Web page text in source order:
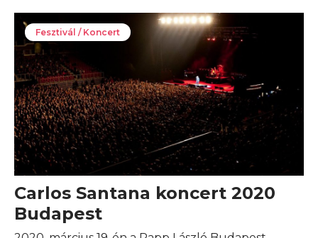
Fesztivál / Koncert
Carlos Santana koncert 2020
Budapest